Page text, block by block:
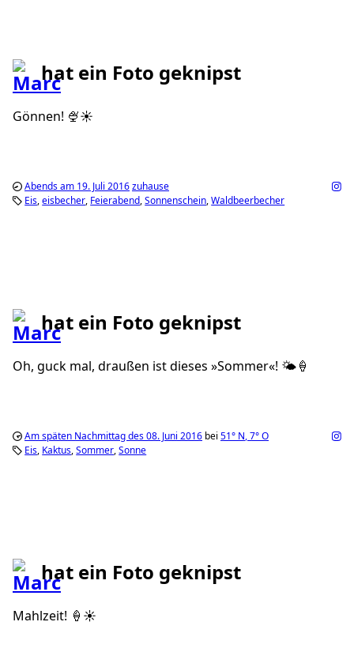
hat ein Foto geknipst
Gönnen! 🍨☀️
Abends am 19. Juli 2016zuhause
Eis eisbecher Feierabend Sonnenschein Waldbeerbecher
hat ein Foto geknipst
Oh, guck mal, draußen ist dieses »Sommer«! 🌤🍦
Am späten Nachmittag des 08. Juni 2016 bei 51° N,7°O
Eis Kaktus Sommer Sonne
hat ein Foto geknipst
Mahlzeit! 🍦☀️